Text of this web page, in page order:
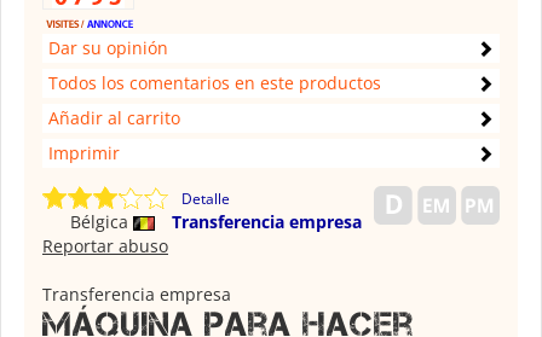
Dar su opinión
Todos los comentarios en este productos
Añadir al carrito
Imprimir
Detalle
Bélgica
Transferencia empresa
Reportar abuso
Transferencia empresa
Máquina para hacer